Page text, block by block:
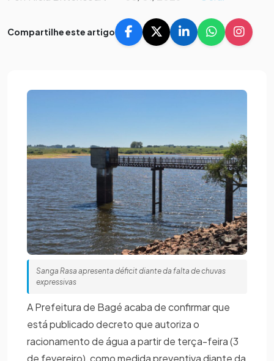
Compartilhe este artigo
Sanga Rasa apresenta déficit diante da falta de chuvas
expressivas
A Prefeitura de Bagé acaba de confirmar que
está publicado decreto que autoriza o
racionamento de água a partir de terça-feira (3
de fevereiro), como medida preventiva diante da